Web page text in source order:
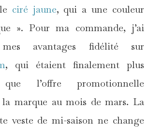
ciré jaune, qui a une couleur
». Pour ma commande, j’ai
avantages fidélité sur
, qui étaient finalement plus
que l’offre promotionnelle
marque au mois de mars. La
veste de mi-saison ne change